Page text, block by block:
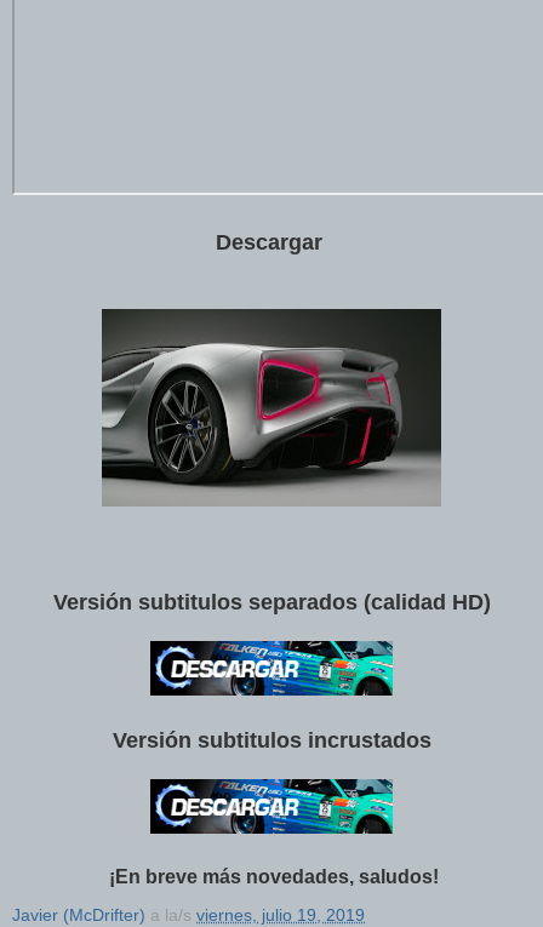
Descargar
Versión subtitulos separados (calidad HD)
Versión subtitulos incrustados
¡En breve más novedades, saludos!
Javier (McDrifter) a la/s viernes, julio 19, 2019